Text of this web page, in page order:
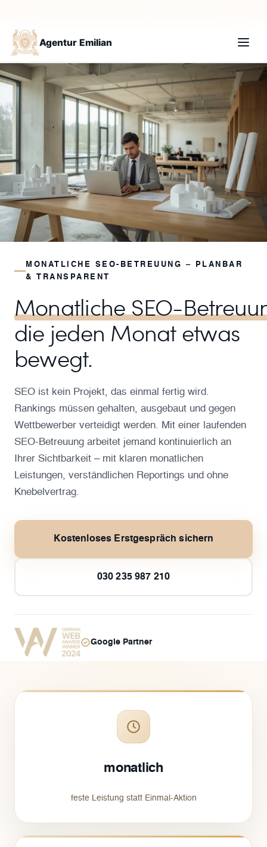
Agentur Emilian
MONATLICHE SEO-BETREUUNG – PLANBAR
& TRANSPARENT
Monatliche SEO-
die jeden Monat etwas
bewegt.
SEO ist kein Projekt, das einmal fertig wird.
Rankings müssen gehalten, ausgebaut und gegen
Wettbewerber verteidigt werden. Mit einer laufenden
SEO-Betreuung arbeitet jemand kontinuierlich an
Ihrer Sichtbarkeit – mit klaren monatlichen
Leistungen, verständlichen Reportings und ohne
Knebelvertrag.
Kostenloses Erstgespräch sichern
030 235 987 210
Google Partner
monatlich
feste Leistung statt Einmal-Aktion